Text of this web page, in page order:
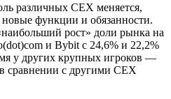
различных CEX меняется,
новые функции и обязанности.
рост» доли рынка на
и Bybit с 24,6% и 22,2%
у других крупных игроков —
с другими CEX